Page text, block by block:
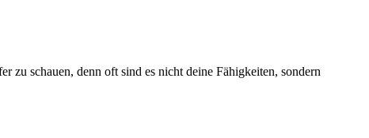
schauen, denn oft sind es nicht deine Fähigkeiten, sondern